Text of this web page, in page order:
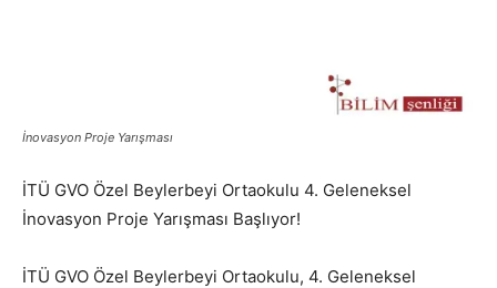
İnovasyon Proje Yarışması
İTÜ GVO Özel Beylerbeyi Ortaokulu 4. Geleneksel
İnovasyon Proje Yarışması Başlıyor!
İTÜ GVO Özel Beylerbeyi Ortaokulu, 4. Geleneksel